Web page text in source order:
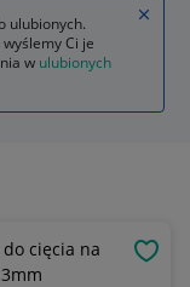
cięcia na
ulubionych.
Ci je
w ulubionych